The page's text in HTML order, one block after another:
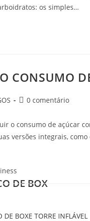
DE BOX
DE BOXE TORRE INFLÁVEL
os simples…
CONSUMO
0 comentário
o consumo de açúcar
versões integrais, como